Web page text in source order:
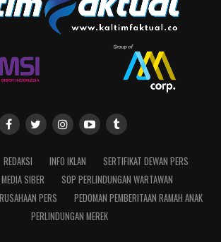
REDAKSI INFO IKLAN
SERTIFIKAT DEWAN PERS
SIBER
SOP PERLINDUNGAN WARTAWAN
PERS
PEDOMAN PEMBERITAAN RAMAH ANAK
PERLINDUNGAN MEREK